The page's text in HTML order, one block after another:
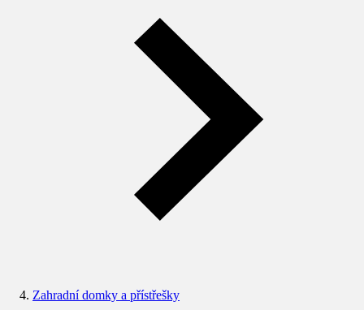
Zahradní domky a přístřešky